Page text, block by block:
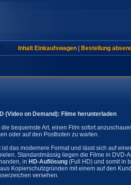
Inhalt Einkaufswagen| Bestellung
(Video on Demand): Filme herunterladen
bequemste Art, einen Film sofort
oder auf den Postboten zu warten.
ist das modernere Format und lässt sich auf
Standardmässig liegen die Filme in DVD-
in HD-Auflösung (Full HD) und somit in
Kopierschutzgründen mit einem auf den
versehen.